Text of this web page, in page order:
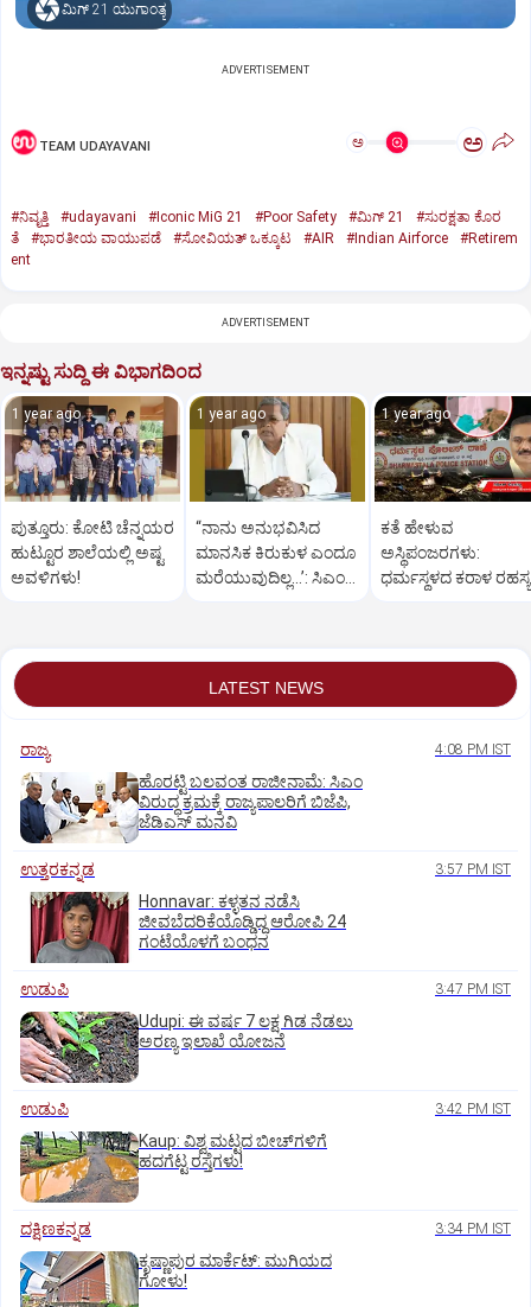
ಮಿಗ್‌ 21 ಯುಗಾಂತ್ಯ
ADVERTISEMENT
TEAM UDAYAVANI ಅ ಅ
#ನಿವೃತ್ತಿ #udayavani #Iconic MiG 21 #Poor Safety #ಮಿಗ್‌ 21
#ಸುರಕ್ಷತಾ ಕೊರ
ತೆ
#ಭಾರತೀಯ ವಾಯುಪಡೆ #ಸೋವಿಯತ್‌ ಒಕ್ಕೂಟ #AIR #Indian Airforce
#Retirem
ent
ADVERTISEMENT
ಇನ್ನಷ್ಟು ಸುದ್ದಿ ಈ ವಿಭಾಗದಿಂದ
1 year ago
ಪುತ್ತೂರು: ಕೋಟಿ ಚೆನ್ನಯರ
ಹುಟ್ಟೂರ ಶಾಲೆಯಲ್ಲಿ ಅಷ್ಟ
ಅವಳಿಗಳು!
1 year ago
“ನಾನು ಅನುಭವಿಸಿದ
ಮಾನಸಿಕ ಕಿರುಕುಳ ಎಂದೂ
ಮರೆಯುವುದಿಲ್ಲ…’: ಸಿಎಂ
1 year ago
ಕತೆ ಹೇಳುವ
ಅಸ್ಥಿಪಂಜರಗಳು:
ಧರ್ಮಸ್ಥಳದ‌ ಕರಾಳ ರಹಸ್ಯ
LATEST NEWS
ರಾಜ್ಯ 4:08 PM IST
ಹೊರಟ್ಟಿ ಬಲವಂತ ರಾಜೀನಾಮೆ: ಸಿಎಂ
ವಿರುದ್ಧ ಕ್ರಮಕ್ಕೆ ರಾಜ್ಯಪಾಲರಿಗೆ ಬಿಜೆಪಿ,
ಜೆಡಿಎಸ್ ಮನವಿ
ಉತ್ತರಕನ್ನಡ 3:57 PM IST
Honnavar: ಕಳ್ಳತನ ನಡೆಸಿ
ಜೀವಬೆದರಿಕೆಯೊಡ್ಡಿದ್ದ ಆರೋಪಿ 24
ಗಂಟೆಯೊಳಗೆ ಬಂಧನ
ಉಡುಪಿ 3:47 PM IST
Udupi: ಈ ವರ್ಷ 7 ಲಕ್ಷ ಗಿಡ ನೆಡಲು
ಅರಣ್ಯ ಇಲಾಖೆ ಯೋಜನೆ
ಉಡುಪಿ 3:42 PM IST
Kaup: ವಿಶ್ವ ಮಟ್ಟದ ಬೀಚ್‌ಗಳಿಗೆ
ಹದಗೆಟ್ಟ ರಸ್ತೆಗಳು!
ದಕ್ಷಿಣಕನ್ನಡ 3:34 PM IST
ಕೃಷ್ಣಾಪುರ ಮಾರ್ಕೆಟ್‌: ಮುಗಿಯದ
ಗೋಳು!